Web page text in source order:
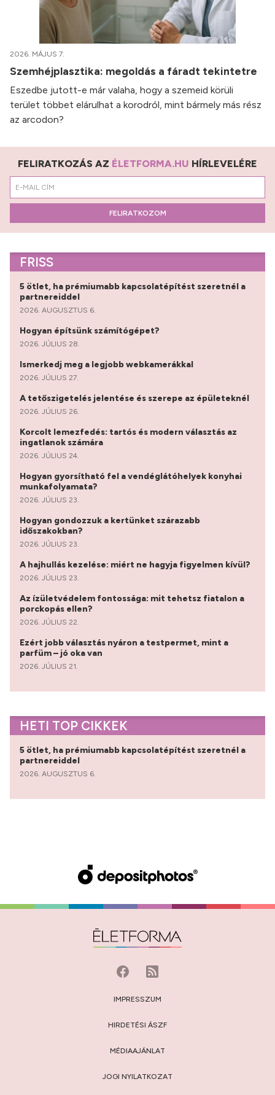
2026. MÁJUS 7.
Szemhéjplasztika: megoldás a fáradt tekintetre
Eszedbe jutott-e már valaha, hogy a szemeid körüli
terület többet elárulhat a korodról, mint bármely más rész
az arcodon?
FELIRATKOZÁS AZ ÉLETFORMA.HU HÍRLEVELÉRE
FELIRATKOZOM
FRISS
5 ötlet, ha prémiumabb kapcsolatépítést szeretnél a
partnereiddel
2026. AUGUSZTUS 6.
Hogyan építsünk számítógépet?
2026. JÚLIUS 28.
Ismerkedj meg a legjobb webkamerákkal
2026. JÚLIUS 27.
A tetőszigetelés jelentése és szerepe az épületeknél
2026. JÚLIUS 26.
Korcolt lemezfedés: tartós és modern választás az
ingatlanok számára
2026. JÚLIUS 24.
Hogyan gyorsítható fel a vendéglátóhelyek konyhai
munkafolyamata?
2026. JÚLIUS 23.
Hogyan gondozzuk a kertünket szárazabb
időszakokban?
2026. JÚLIUS 23.
A hajhullás kezelése: miért ne hagyja figyelmen kívül?
2026. JÚLIUS 23.
Az ízületvédelem fontossága: mit tehetsz fiatalon a
porckopás ellen?
2026. JÚLIUS 22.
Ezért jobb választás nyáron a testpermet, mint a
parfüm – jó oka van
2026. JÚLIUS 21.
HETI TOP CIKKEK
5 ötlet, ha prémiumabb kapcsolatépítést szeretnél a
partnereiddel
2026. AUGUSZTUS 6.
IMPRESSZUM
HIRDETÉSI ÁSZF
MÉDIAAJÁNLAT
JOGI NYILATKOZAT